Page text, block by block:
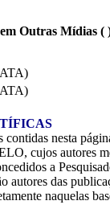
Outras Mídias (
nesta
cujos autores
a
autores das
naquelas